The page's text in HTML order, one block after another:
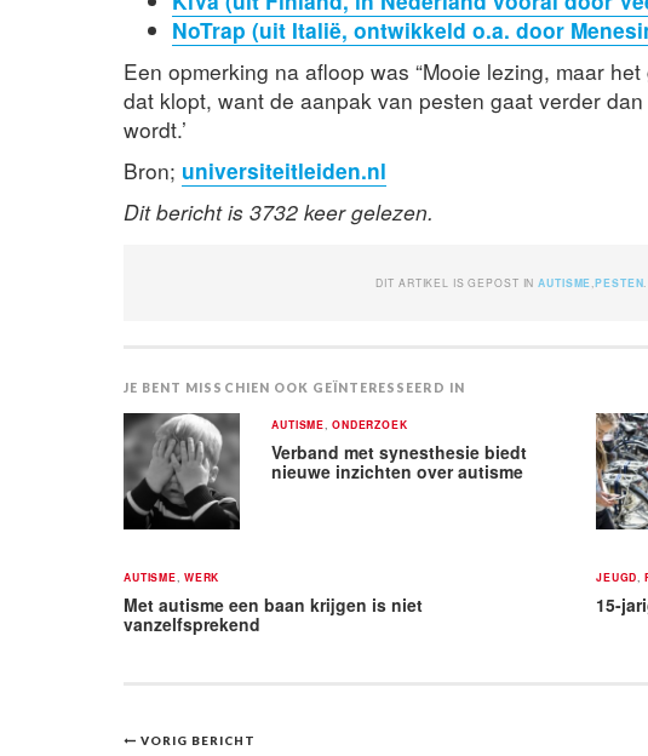
NoTrap (uit Italië, ontwikkeld o.a. door
Een opmerking na afloop was “Mooie lezing, maar
dat klopt, want de aanpak van pesten gaat verder
wordt.’
Bron; universiteitleiden.nl
Dit bericht is 3732 keer gelezen.
DIT ARTIKEL IS GEPOST INAUTISME ,PESTEN
JE BENT MISSCHIEN OOK GEÏNTERESSEERD IN
AUTISME ONDERZOEK
Verband met synesthesie biedt
nieuwe inzichten over autisme
AUTISME WERK
Met autisme een baan krijgen is niet
vanzelfsprekend
JEUGD ,
15-
VORIG BERICHT